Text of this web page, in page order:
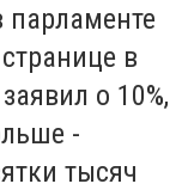
в
о 10%,
-
тысяч